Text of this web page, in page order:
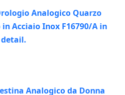
Analogico da Donna